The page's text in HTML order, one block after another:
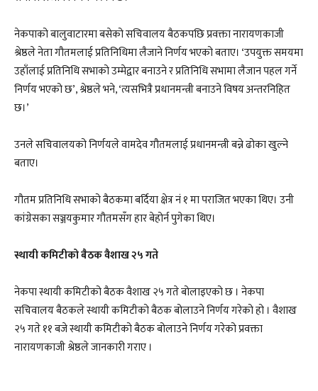
नेकपाको बालुवाटारमा बसेको सचिवालय बैठकपछि प्रवक्ता नारायणकाजी
श्रेष्ठले नेता गौतमलाई प्रतिनिधिमा लैजाने निर्णय भएको बताए। ‘उपयुक्त समयमा
उहाँलाई प्रतिनिधि सभाको उम्मेद्वार बनाउने र प्रतिनिधि सभामा लैजान पहल गर्ने
निर्णय भएको छ’, श्रेष्ठले भने, ‘त्यसभित्रै प्रधानमन्त्री बनाउने विषय अन्तरनिहित
छ।’
उनले सचिवालयको निर्णयले वामदेव गौतमलाई प्रधानमन्त्री बन्ने ढोका खुल्ने
बताए।
गौतम प्रतिनिधि सभाको बैठकमा बर्दिया क्षेत्र नं १ मा पराजित भएका थिए। उनी
कांग्रेसका सञ्जयकुमार गौतमसँग हार बेहोर्न पुगेका थिए।
स्थायी कमिटीको बैठक वैशाख २५ गते
नेकपा स्थायी कमिटीको बैठक वैशाख २५ गते बोलाइएको छ । नेकपा
सचिवालय बैठकले स्थायी कमिटीको बैठक बोलाउने निर्णय गरेको हो । वैशाख
२५ गते ११ बजे स्थायी कमिटीको बैठक बोलाउने निर्णय गरेको प्रवक्ता
नारायणकाजी श्रेष्ठले जानकारी गराए ।